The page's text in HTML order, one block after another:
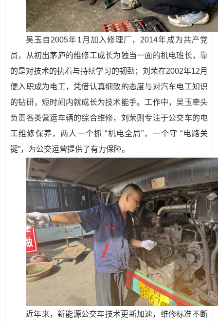
吴玉自2005年1月加入修理厂，2014年成为共产党
员，从初出茅庐的维修工成长为独当一面的机电班长，靠
的是对技术的执着与持续学习的韧劲；刘荣在2002年12月
便入职成为电工，凭借认真细致的态度与对汽车电工知识
的钻研，短时间内就成长为技术能手。工作中，吴玉牵头
负责各类营运车辆的综合维修，刘荣则专注于公交车的电
工维修保养，两人一个抓 “机电全局”，一个守 “电路关
键”，为公交运营提供了有力保障。
近年来，新能源公交车技术更新加速，维修标准不断